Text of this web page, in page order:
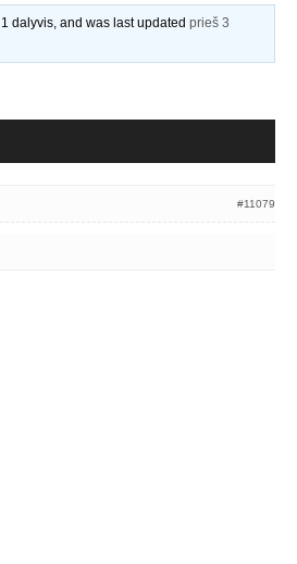
dalyvis, and was last updatedprieš 3
#11079